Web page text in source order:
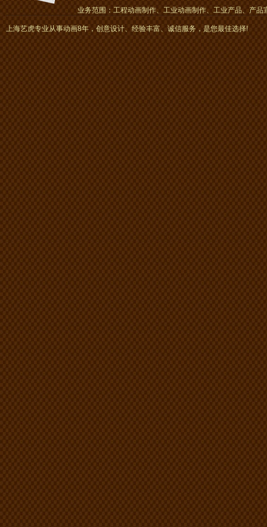
业务范围：工程动画制作、工业动画制作、工业产品、产
画、mg动画
上海艺虎专业从事动画8年，创意设计、经验丰富、诚信服务，是您最佳选择!